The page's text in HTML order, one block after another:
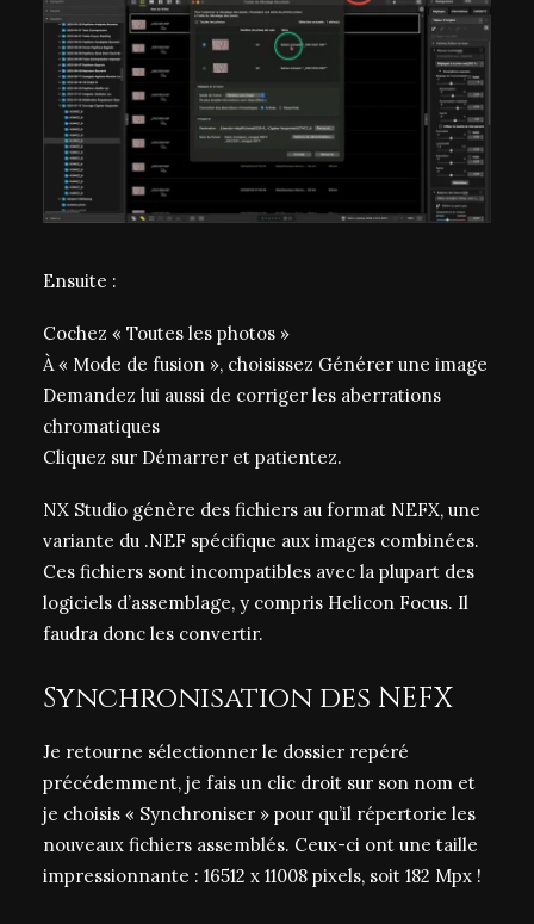
Ensuite :
Cochez « Toutes les photos »
À « Mode de fusion », choisissez Générer une image
Demandez lui aussi de corriger les aberrations
chromatiques
Cliquez sur Démarrer et patientez.
NX Studio génère des fichiers au format NEFX, une
variante du .NEF spécifique aux images combinées.
Ces fichiers sont incompatibles avec la plupart des
logiciels d’assemblage, y compris Helicon Focus. Il
faudra donc les convertir.
Synchronisation des NEFX
Je retourne sélectionner le dossier repéré
précédemment, je fais un clic droit sur son nom et
je choisis « Synchroniser » pour qu’il répertorie les
nouveaux fichiers assemblés. Ceux-ci ont une taille
impressionnante : 16512 x 11008 pixels, soit 182 Mpx !